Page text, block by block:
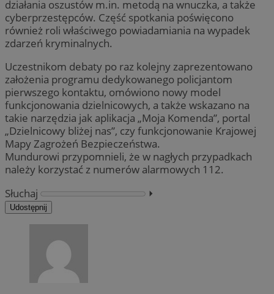
działania oszustów m.in. metodą na wnuczka, a także
cyberprzestępców. Część spotkania poświęcono
również roli właściwego powiadamiania na wypadek
zdarzeń kryminalnych.
Uczestnikom debaty po raz kolejny zaprezentowano
założenia programu dedykowanego policjantom
pierwszego kontaktu, omówiono nowy model
funkcjonowania dzielnicowych, a także wskazano na
takie narzędzia jak aplikacja „Moja Komenda”, portal
„Dzielnicowy bliżej nas”, czy funkcjonowanie Krajowej
Mapy Zagrożeń Bezpieczeństwa.
Mundurowi przypomnieli, że w nagłych przypadkach
należy korzystać z numerów alarmowych 112.
Słuchaj
⏵︎
Udostępnij